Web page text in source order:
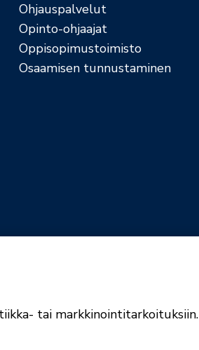
Ohjauspalvelut
Opinto-ohjaajat
Oppisopimustoimisto
Osaamisen tunnustaminen
tai markkinointitarkoituksiin.